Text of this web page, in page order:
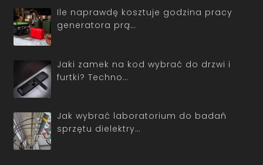
Ile naprawdę kosztuje godzina pracy
generatora prą…
Jaki zamek na kod wybrać do drzwi i
furtki? Techno…
Jak wybrać laboratorium do badań
sprzętu dielektry…